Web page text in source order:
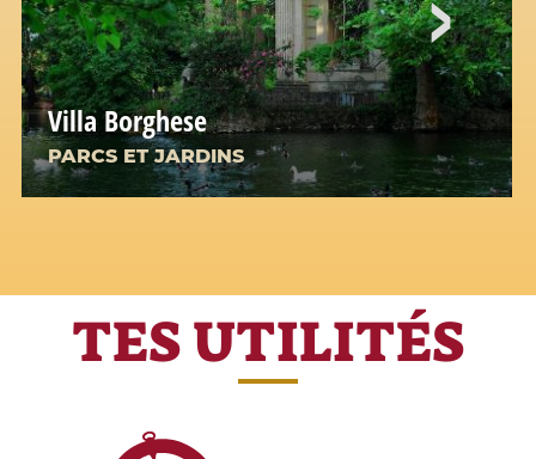
Villa Borghese
PARCS ET JARDINS
TES UTILITÉS